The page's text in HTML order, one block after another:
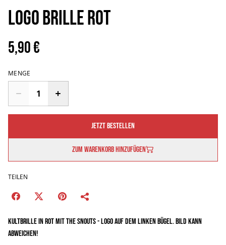
Logo Brille Rot
5,90 €
MENGE
Jetzt bestellen
Zum Warenkorb hinzufügen
TEILEN
Kultbrille in Rot mit The Snouts - Logo auf dem linken Bügel. Bild kann
abweichen!